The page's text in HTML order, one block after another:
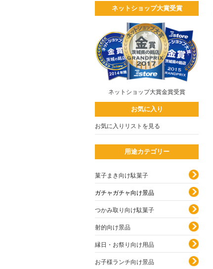
ネットショップ大賞受賞
ネットショップ大賞金賞受賞
お気に入り
お気に入りリストを見る
用途カテゴリー
菓子まき向け駄菓子
ガチャガチャ向け景品
つかみ取り向け駄菓子
射的向け景品
縁日・お祭り向け用品
お子様ランチ向け景品